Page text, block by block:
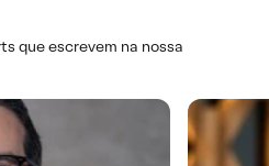
que escrevem na nossa